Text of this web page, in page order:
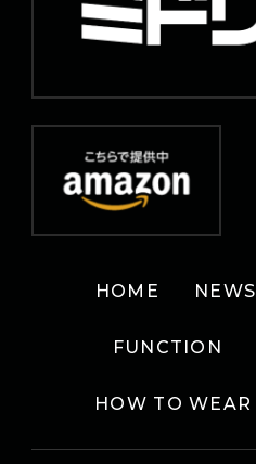
HOME NEWS
FUNCTION
HOW TO WEAR